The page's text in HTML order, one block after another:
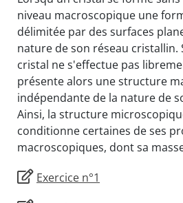
niveau macroscopique une
délimitée par des surfaces
nature de son réseau cristallin.
cristal ne s'effectue pas
présente alors une structure
indépendante de la nature de
Ainsi, la structure
conditionne certaines de ses
macroscopiques, dont sa
Exercice n°1